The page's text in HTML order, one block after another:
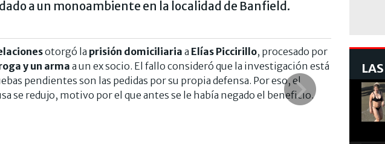
a un monoambiente en la localidad de Banfield.
otorgó la prisión domiciliaria a Elías Piccirillo, procesado por
y un armaa un ex socio. El fallo consideró que la investigación está
pendientes son las pedidas por su propia defensa. Por eso, el
se redujo, motivo por el que antes se le había negado el beneficio.